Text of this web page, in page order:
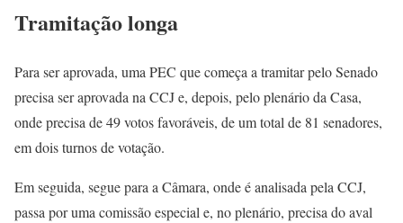
Tramitação longa
Para ser aprovada, uma PEC que começa a tramitar pelo Senado
precisa ser aprovada na CCJ e, depois, pelo plenário da Casa,
onde precisa de 49 votos favoráveis, de um total de 81 senadores,
em dois turnos de votação.
Em seguida, segue para a Câmara, onde é analisada pela CCJ,
passa por uma comissão especial e, no plenário, precisa do aval